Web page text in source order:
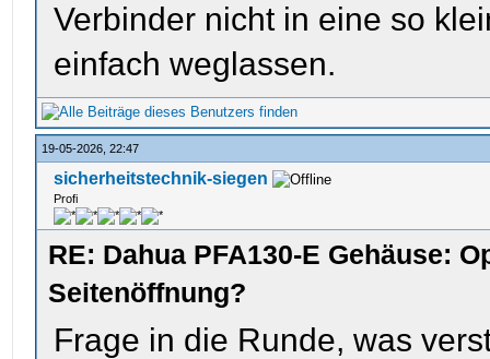
Verbinder nicht in eine so
einfach weglassen.
19-05-2026, 22:47
sicherheitstechnik-siegen
Profi
RE: Dahua PFA130-E Gehäuse:
Seitenöffnung?
Frage in die Runde, was